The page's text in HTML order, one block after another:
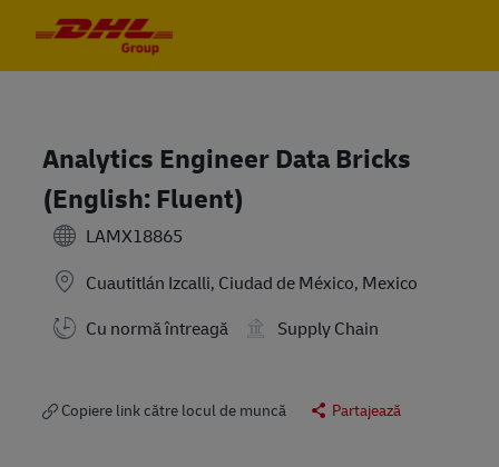
Analytics Engineer Data Bricks
(English: Fluent)
LAMX18865
Cuautitlán Izcalli, Ciudad de México, Mexico
Cu normă întreagă
Supply Chain
Copiere link către locul de muncă Partajează